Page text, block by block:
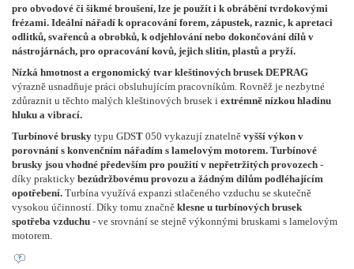
pro obvodové či šikmé broušení, lze je použít i k obrábění tvrdokovými
frézami. Ideální nářadí k opracování forem, zápustek, raznic, k apretaci
odlitků, svařenců a obrobků, k odjehlování nebo dokončování dílů v
nástrojárnách, pro opracování kovů, jejich slitin, plastů a pryží.
Nízká hmotnost a ergonomický tvar kleštinových brusek DEPRAG
výrazně usnadňuje práci obsluhujícím pracovníkům. Rovněž je nezbytné
zdůraznit u těchto malých kleštinových brusek i extrémně nízkou hladinu
hluku a vibrací.
Turbínové brusky typu GDST 050 vykazují znatelně vyšší výkon v
porovnání s konvenčním nářadím s lamelovým motorem. Turbínové
brusky jsou vhodné především pro použití v nepřetržitých provozech -
díky prakticky bezúdržbovému provozu a žádným dílům podléhajícím
opotřebení. Turbína využívá expanzi stlačeného vzduchu se skutečně
vysokou účinností. Díky tomu značně klesne u turbínových brusek
spotřeba vzduchu - ve srovnání se stejně výkonnými bruskami s lamelovým
motorem.